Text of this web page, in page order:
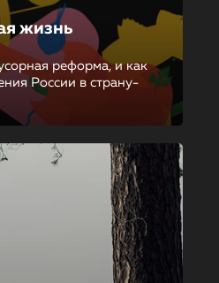
жизнь
реформа, и как
России в страну-